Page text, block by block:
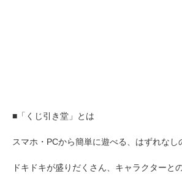
■「くじ引き堂」とは
スマホ・PCから簡単に遊べる、はずれなし
ドキドキが盛りだくさん、キャラクターと